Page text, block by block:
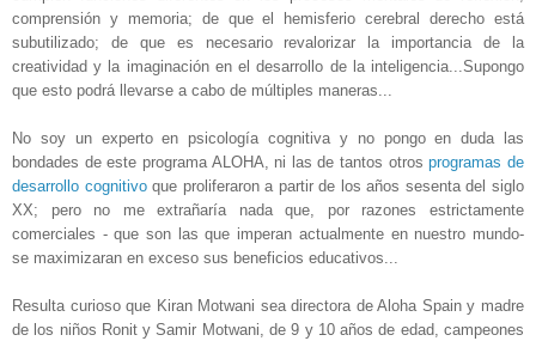
comprensión y memoria; de que el hemisferio cerebral derecho está
subutilizado; de que es necesario revalorizar la importancia de la
creatividad y la imaginación en el desarrollo de la inteligencia...Supongo
que esto podrá llevarse a cabo de múltiples maneras...
No soy un experto en psicología cognitiva y no pongo en duda las
bondades de este programa ALOHA, ni las de tantos otrosprogramas de
desarrollo cognitivoque proliferaron a partir de los años sesenta del siglo
XX; pero no me extrañaría nada que, por razones estrictamente
comerciales - que son las que imperan actualmente en nuestro mundo-
se maximizaran en exceso sus beneficios educativos...
Resulta curioso que Kiran Motwani sea directora de Aloha Spain y madre
de los niños Ronit y Samir Motwani, de 9 y 10 años de edad, campeones